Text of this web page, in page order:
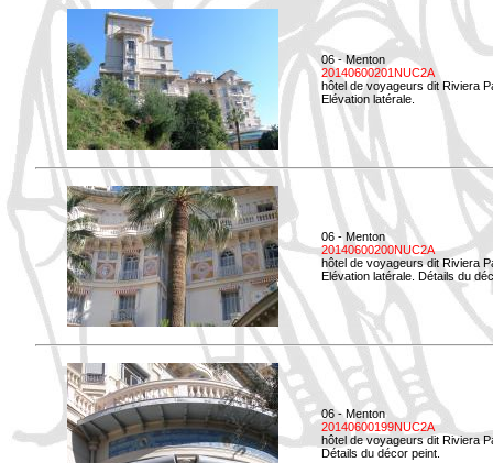
06 - Menton
20140600201NUC2A
hôtel de voyageurs dit Riviera
Elévation latérale.
06 - Menton
20140600200NUC2A
hôtel de voyageurs dit Riviera
Elévation latérale. Détails du
06 - Menton
20140600199NUC2A
hôtel de voyageurs dit Riviera
Détails du décor peint.